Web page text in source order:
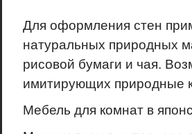
Для оформления стен
натуральных природных
рисовой бумаги и чая.
имитирующих природные
Мебель для комнат в